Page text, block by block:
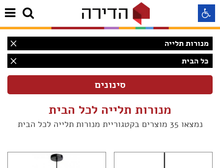
מנורות תלייה
כל הבית
מנורות תלייה לכל הבית
נמצאו 35 מוצרים בקטגוריית מנורות תלייה לכל הבית
התאמה לקורא מסך
התאמה לכבדי ראיה